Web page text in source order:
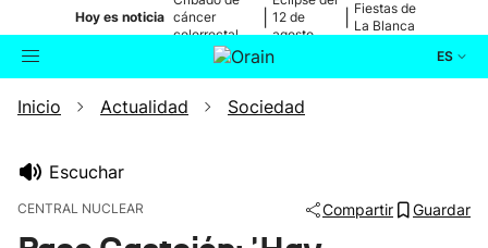
Hoy es noticia cáncer
colorrectal
12 de
agosto
Fiestas de
La Blanca
ES
Buscador Actualidad
Inicio Actualidad Sociedad
Escuchar
CENTRAL NUCLEAR Compartir Guardar